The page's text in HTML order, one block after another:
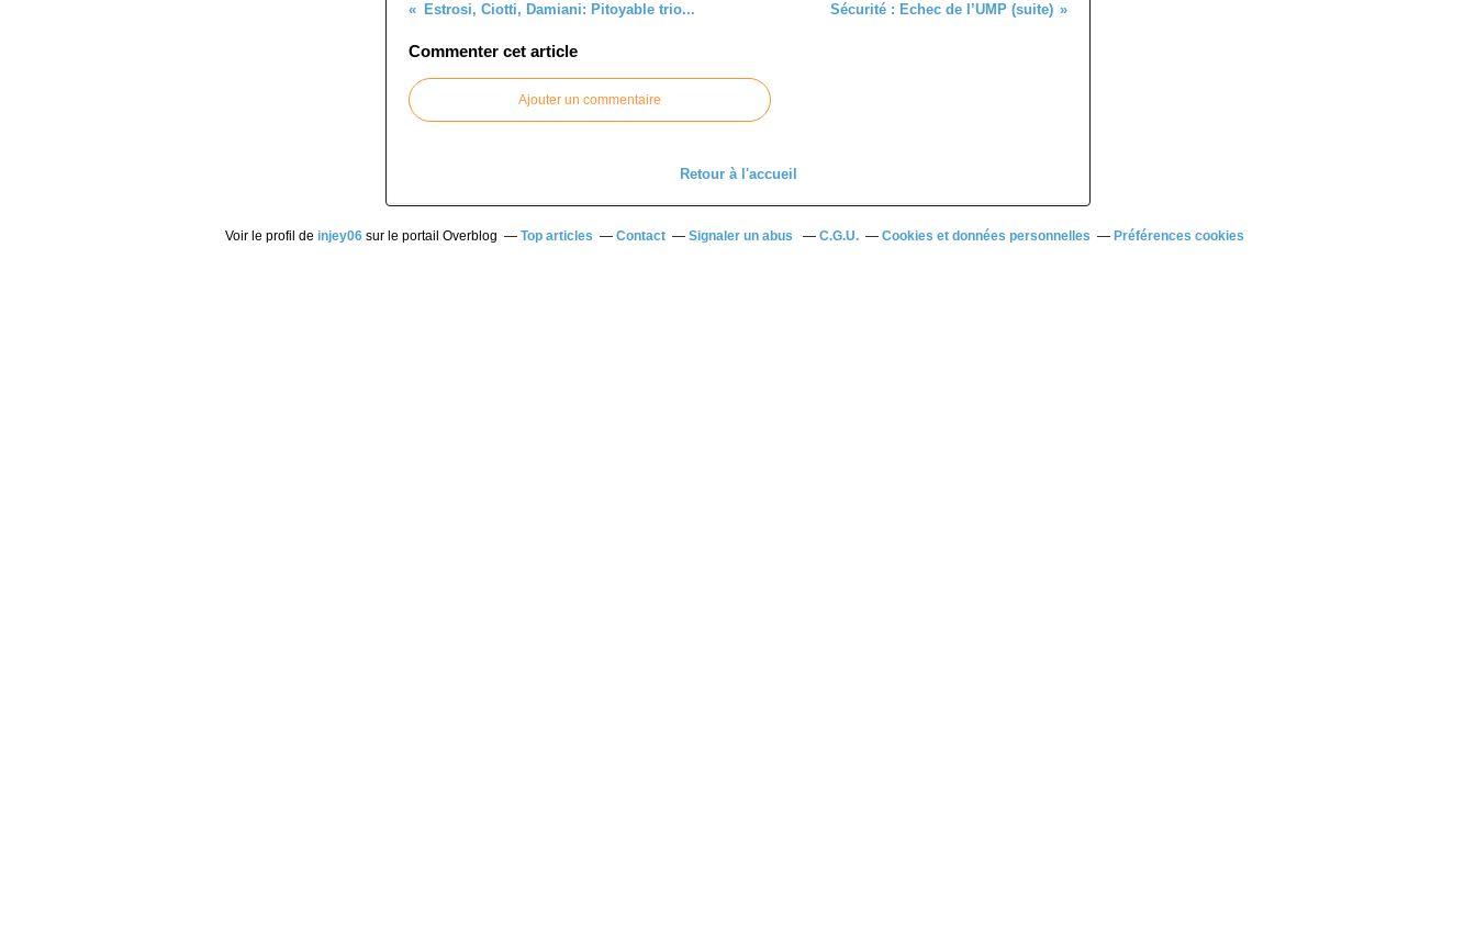
Estrosi, Ciotti, Damiani: Pitoyable trio... Sécurité : Echec de l’UMP (suite)
Commenter cet article
Ajouter un commentaire
Retour à l'accueil
Voir le profil de injey06 sur le portail Overblog Top articles Contact Signaler un abus C.G.U. Cookies et données personnelles Préférences cookies